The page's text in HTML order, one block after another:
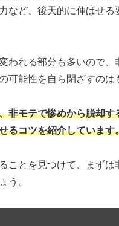
など、後天的に伸ばせる
われる部分も多いので、
可能性を自ら閉ざすのは
非モテで惨めから脱却す
るコツを紹介しています
ことを見つけて、まずは
う。